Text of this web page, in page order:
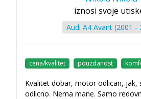
iznosi svoje
Audi A4 Avant (2001 -
cena/kvalitet pouzdanost
Kvalitet dobar, motor odlican, jak,
odlicno. Nema mane. Samo